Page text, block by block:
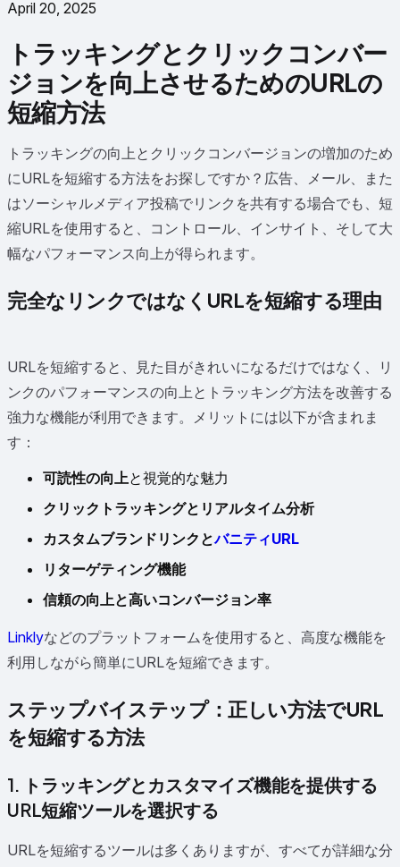
April 20, 2025
トラッキングとクリックコンバー
ジョンを向上させるためのURLの
短縮方法
トラッキングの向上とクリックコンバージョンの増加のため
にURLを短縮する方法をお探しですか？広告、メール、また
はソーシャルメディア投稿でリンクを共有する場合でも、短
縮URLを使用すると、コントロール、インサイト、そして大
幅なパフォーマンス向上が得られます。
完全なリンクではなくURLを短縮する理由
URLを短縮すると、見た目がきれいになるだけではなく、リ
ンクのパフォーマンスの向上とトラッキング方法を改善する
強力な機能が利用できます。メリットには以下が含まれま
す：
可読性の向上と視覚的な魅力
クリックトラッキングとリアルタイム分析
カスタムブランドリンクとバニティURL
リターゲティング機能
信頼の向上と高いコンバージョン率
Linklyなどのプラットフォームを使用すると、高度な機能を
利用しながら簡単にURLを短縮できます。
ステップバイステップ：正しい方法でURL
を短縮する方法
1. トラッキングとカスタマイズ機能を提供する
URL短縮ツールを選択する
URLを短縮するツールは多くありますが、すべてが詳細な分